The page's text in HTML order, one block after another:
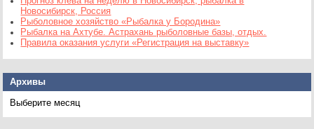
Новосибирск, Россия
Рыболовное хозяйство «Рыбалка у Бородина»
Рыбалка на Ахтубе. Астрахань рыболовные базы, отдых.
Правила оказания услуги «Регистрация на выставку»
Архивы
Архивы